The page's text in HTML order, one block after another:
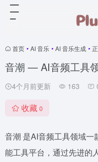
首页 • AI 音乐 • AI 音乐生成 •
音潮 — AI音频工具
4个月前更新 163
收藏 0
音潮 是AI音频工具领域一
能工具平台，通过先进的